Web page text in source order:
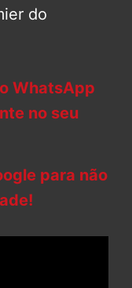
do
WhatsApp
no seu
para não